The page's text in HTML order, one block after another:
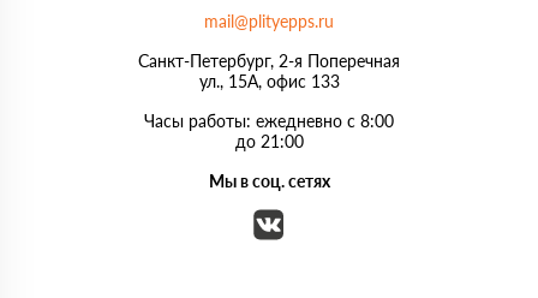
mail@plityepps.ru
Санкт-Петербург, 2-я Поперечная
ул., 15А, офис 133
Часы работы: ежедневно с 8:00
до 21:00
Мы в соц. сетях